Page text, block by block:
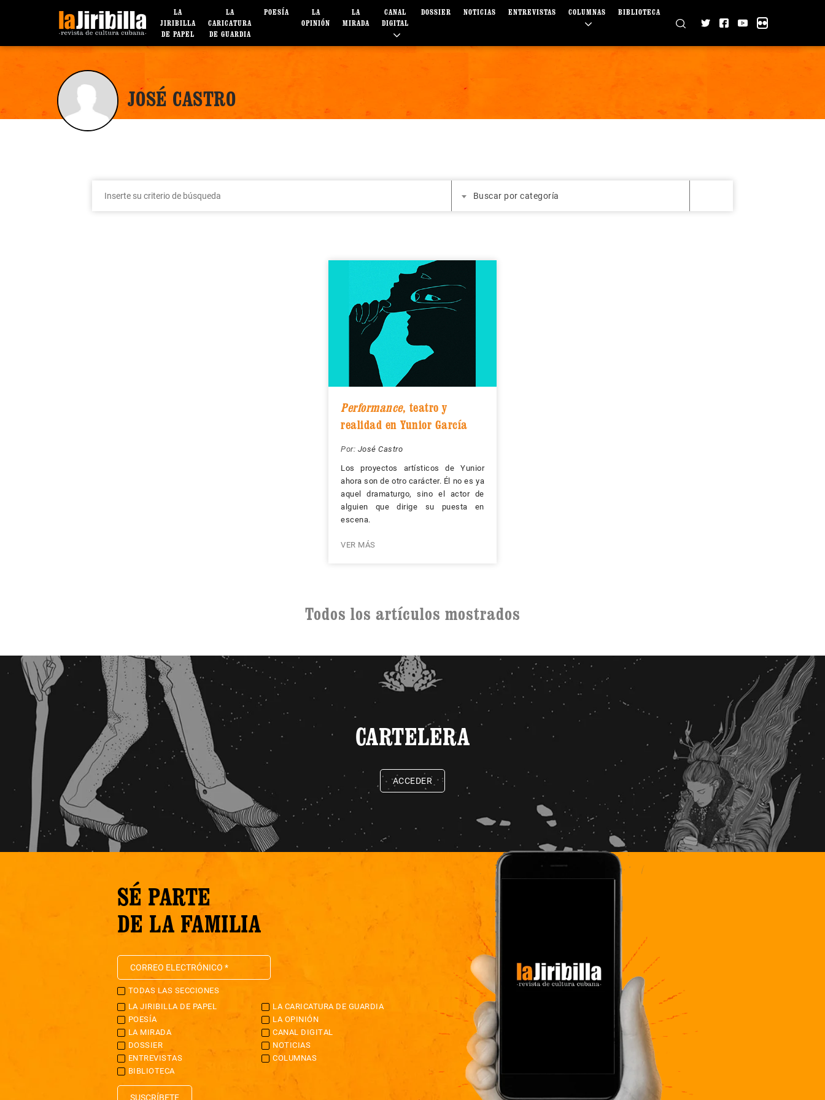
LA
JIRIBILLA
DE PAPEL
LA
CARICATURA
DE GUARDIA
POESÍA
LA
OPINIÓN
LA
MIRADA
CANAL
DIGITAL
DOSSIER NOTICIAS ENTREVISTAS COLUMNAS BIBLIOTECA
JOSÉ CASTRO
Buscar por categoría
Performance, teatro y
realidad en Yunior García
Por: José Castro
Los proyectos artísticos de Yunior
ahora son de otro carácter. Él no es ya
aquel dramaturgo, sino el actor de
alguien que dirige su puesta en
escena.
VER MÁS
Todos los artículos mostrados
CARTELERA
ACCEDER
SÉ PARTE
DE LA FAMILIA
TODAS LAS SECCIONES
LA JIRIBILLA DE PAPEL
LA CARICATURA DE GUARDIA
POESÍA
LA OPINIÓN
LA MIRADA
CANAL DIGITAL
DOSSIER
NOTICIAS
ENTREVISTAS
COLUMNAS
BIBLIOTECA
SUSCRÍBETE